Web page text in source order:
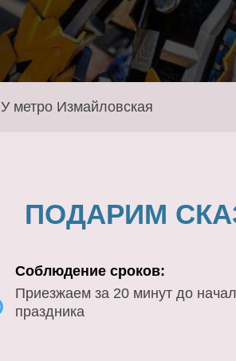
У метро Измайловская
ПОДАРИМ
Соблюдение сроков:
Приезжаем за 20 минут до
праздника